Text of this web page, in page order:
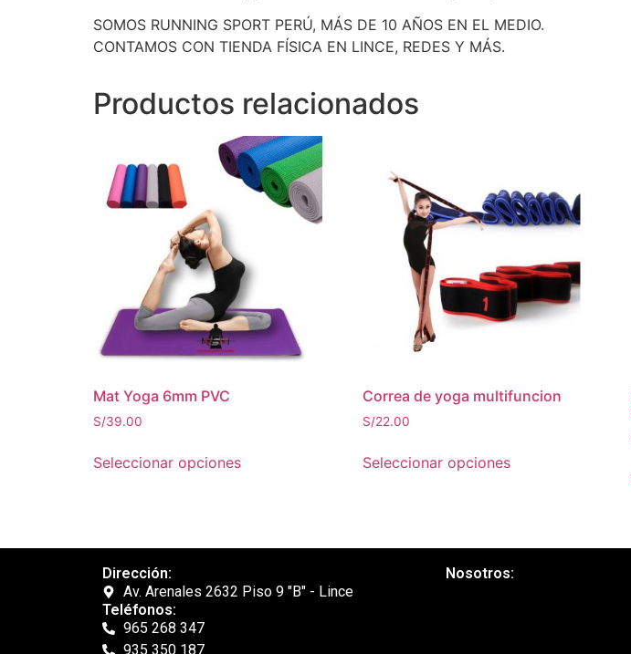
SOMOS RUNNING SPORT PERÚ, MÁS DE 10 AÑOS EN EL MEDIO.
CONTAMOS CON TIENDA FÍSICA EN LINCE, REDES Y MÁS.
Productos relacionados
Mat Yoga 6mm PVC
S/39.00
Seleccionar opciones
Correa de yoga multifuncion
S/22.00
Seleccionar opciones
Dirección:
Av. Arenales 2632 Piso 9 "B" - Lince
Teléfonos:
965 268 347
935 350 187
Nosotros: